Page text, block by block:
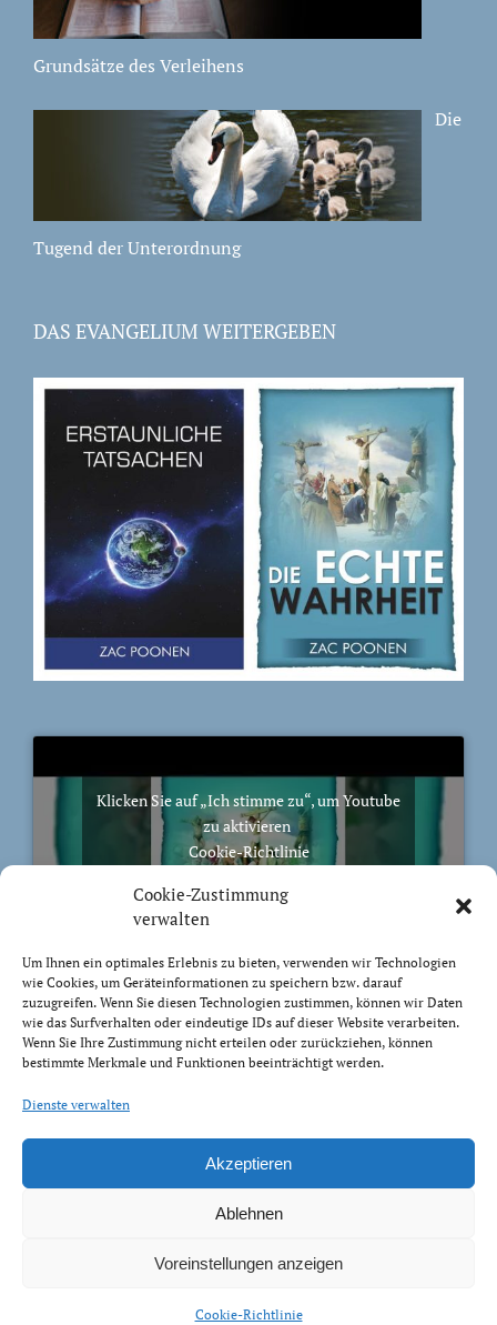
Cookie-Zustimmung
verwalten
Um Ihnen ein optimales Erlebnis zu bieten, verwenden wir Technologien
wie Cookies, um Geräteinformationen zu speichern bzw. darauf
zuzugreifen. Wenn Sie diesen Technologien zustimmen, können wir Daten
wie das Surfverhalten oder eindeutige IDs auf dieser Website verarbeiten.
Wenn Sie Ihre Zustimmung nicht erteilen oder zurückziehen, können
bestimmte Merkmale und Funktionen beeinträchtigt werden.
Dienste verwalten
Akzeptieren
Ablehnen
Voreinstellungen anzeigen
Cookie-Richtlinie
Grundsätze des Verleihens
Die
Tugend der Unterordnung
DAS EVANGELIUM WEITERGEBEN
Klicken Sie auf „Ich stimme zu“, um Youtube
zu aktivieren
Cookie-Richtlinie
Ich stimme zu
BIBELVERS DES TAGES
euch tragen, bis ihr grau werdet. Ich habe es getan; ich
will heben und tragen und erretten.
Impressum Datenschutz